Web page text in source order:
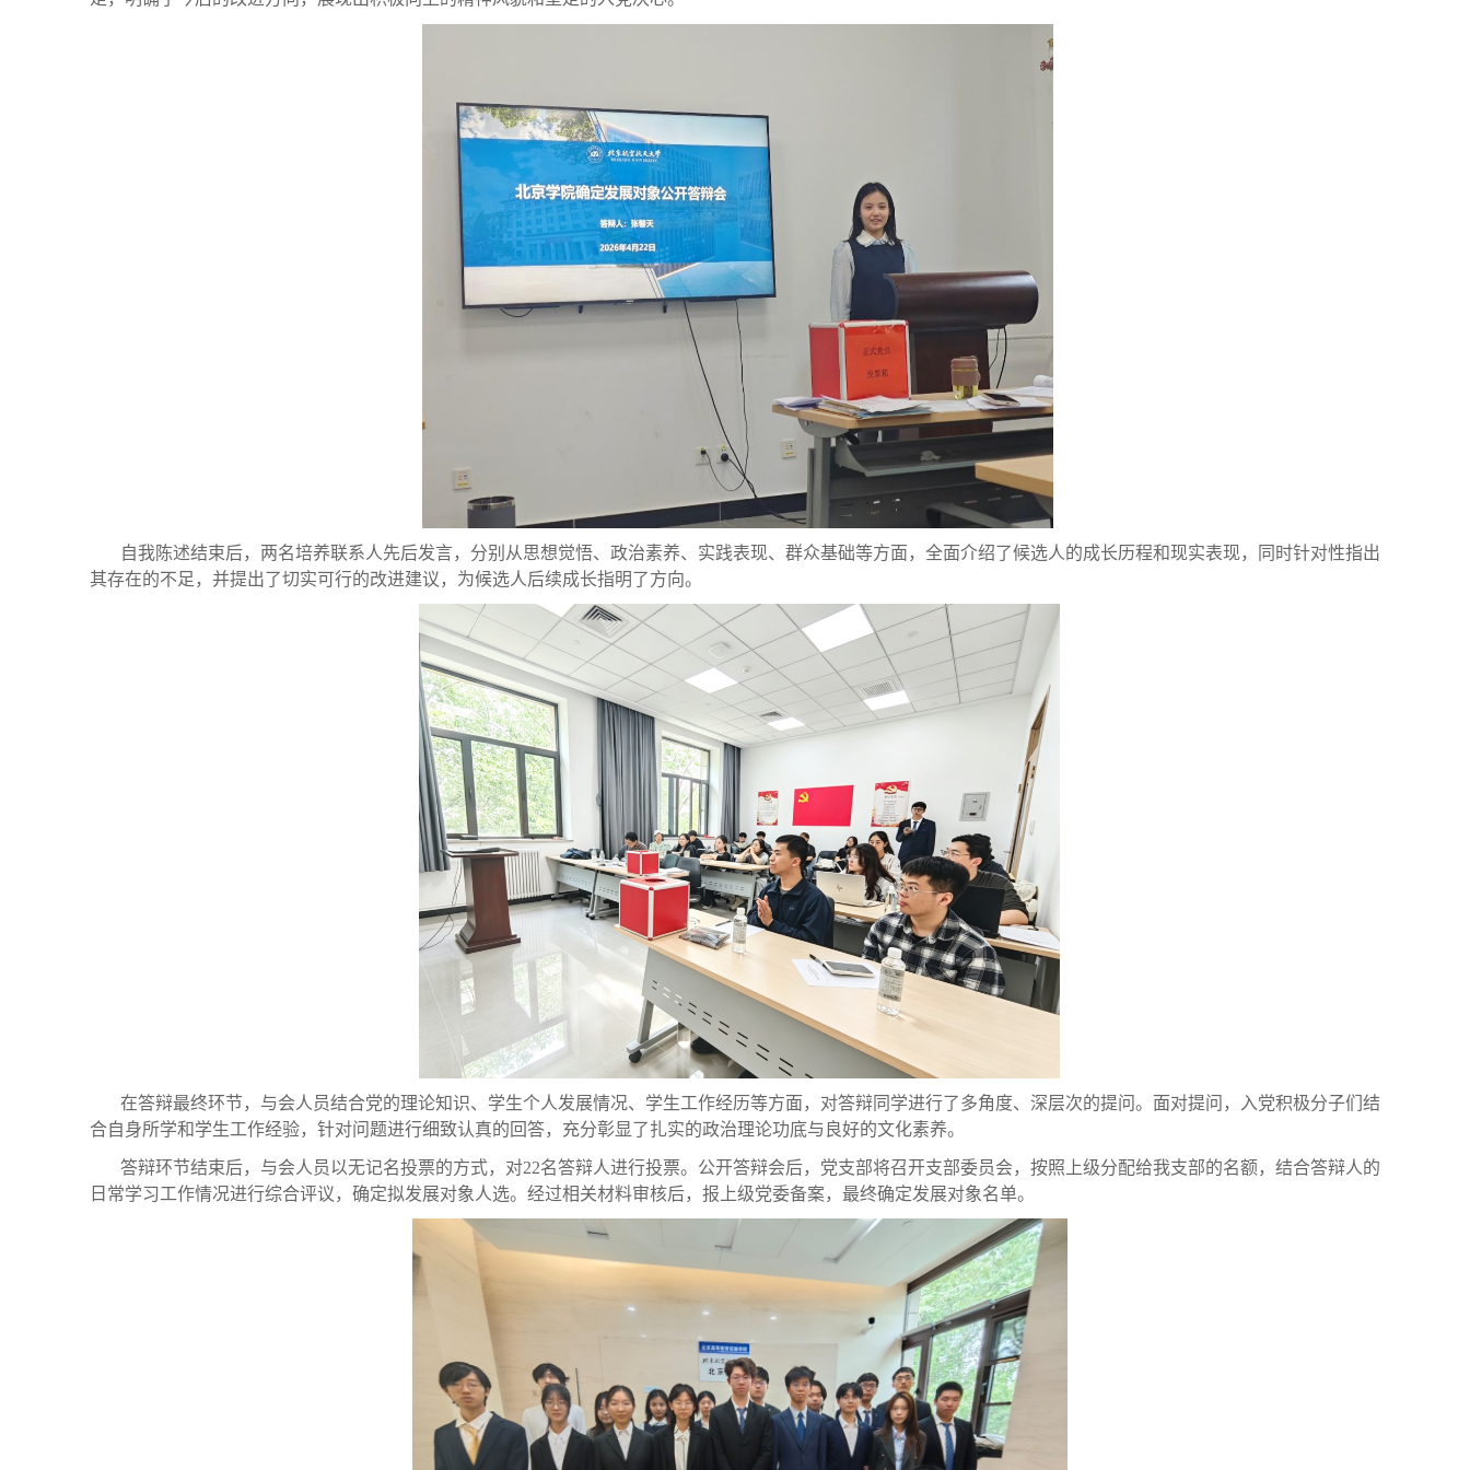
自我陈述结束后，两名培养联系人先后发言，分别从思想觉悟、政治素养、实践表现、群众基础等方面，全面介绍了候选人的成长历程和现实表现，同时针对性指出
其存在的不足，并提出了切实可行的改进建议，为候选人后续成长指明了方向。
在答辩最终环节，与会人员结合党的理论知识、学生个人发展情况、学生工作经历等方面，对答辩同学进行了多角度、深层次的提问。面对提问，入党积极分子们结
合自身所学和学生工作经验，针对问题进行细致认真的回答，充分彰显了扎实的政治理论功底与良好的文化素养。
答辩环节结束后，与会人员以无记名投票的方式，对22名答辩人进行投票。公开答辩会后，党支部将召开支部委员会，按照上级分配给我支部的名额，结合答辩人的
日常学习工作情况进行综合评议，确定拟发展对象人选。经过相关材料审核后，报上级党委备案，最终确定发展对象名单。